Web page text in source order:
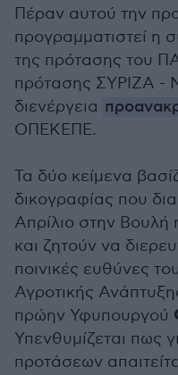
Πέραν αυτού την
προγραμματιστεί η
της πρότασης του
πρότασης ΣΥΡΙΖΑ -
διενέργεια
ΟΠΕΚΕΠΕ.
Τα δύο κείμενα
δικογραφίας που
Απρίλιο στην Βουλή
και ζητούν να
ποινικές ευθύνες
Αγροτικής
πρώην Υφυπουργού
Υπενθυμίζεται πως
προτάσεων